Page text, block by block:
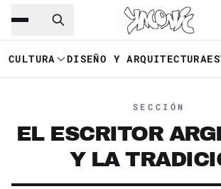
Saltar al contenido principal
CULTURA DISEÑO Y ARQUITECTURA
SECCIÓN
EL ESCRITOR
Y LA